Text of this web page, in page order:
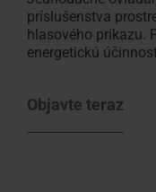
príslušenstva
hlasového príkazu.
energetickú
Objavte teraz